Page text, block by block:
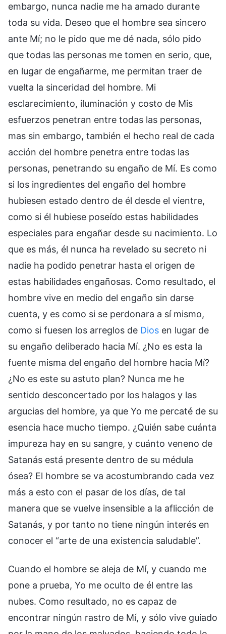
embargo, nunca nadie me ha amado durante
toda su vida. Deseo que el hombre sea sincero
ante Mí; no le pido que me dé nada, sólo pido
que todas las personas me tomen en serio, que,
en lugar de engañarme, me permitan traer de
vuelta la sinceridad del hombre. Mi
esclarecimiento, iluminación y costo de Mis
esfuerzos penetran entre todas las personas,
mas sin embargo, también el hecho real de cada
acción del hombre penetra entre todas las
personas, penetrando su engaño de Mí. Es como
si los ingredientes del engaño del hombre
hubiesen estado dentro de él desde el vientre,
como si él hubiese poseído estas habilidades
especiales para engañar desde su nacimiento. Lo
que es más, él nunca ha revelado su secreto ni
nadie ha podido penetrar hasta el origen de
estas habilidades engañosas. Como resultado, el
hombre vive en medio del engaño sin darse
cuenta, y es como si se perdonara a sí mismo,
como si fuesen los arreglos de Dios en lugar de
su engaño deliberado hacia Mí. ¿No es esta la
fuente misma del engaño del hombre hacia Mí?
¿No es este su astuto plan? Nunca me he
sentido desconcertado por los halagos y las
argucias del hombre, ya que Yo me percaté de su
esencia hace mucho tiempo. ¿Quién sabe cuánta
impureza hay en su sangre, y cuánto veneno de
Satanás está presente dentro de su médula
ósea? El hombre se va acostumbrando cada vez
más a esto con el pasar de los días, de tal
manera que se vuelve insensible a la aflicción de
Satanás, y por tanto no tiene ningún interés en
conocer el “arte de una existencia saludable”.
Cuando el hombre se aleja de Mí, y cuando me
pone a prueba, Yo me oculto de él entre las
nubes. Como resultado, no es capaz de
encontrar ningún rastro de Mí, y sólo vive guiado